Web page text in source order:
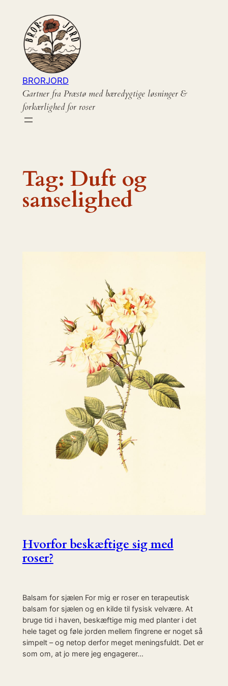
indhold
BRORJORD
Gartner fra Præstø med bæredygtige løsninger &
forkærlighed for roser
Tag: Duft og
sanselighed
Hvorfor beskæftige sig med
roser?
Balsam for sjælen For mig er roser en terapeutisk
balsam for sjælen og en kilde til fysisk velvære. At
bruge tid i haven, beskæftige mig med planter i det
hele taget og føle jorden mellem fingrene er noget så
simpelt – og netop derfor meget meningsfuldt. Det er
som om, at jo mere jeg engagerer…